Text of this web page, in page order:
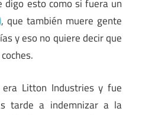
digo esto como si fuera un
, que también muere gente
y eso no quiere decir que
Litton Industries y fue
tarde a indemnizar a la